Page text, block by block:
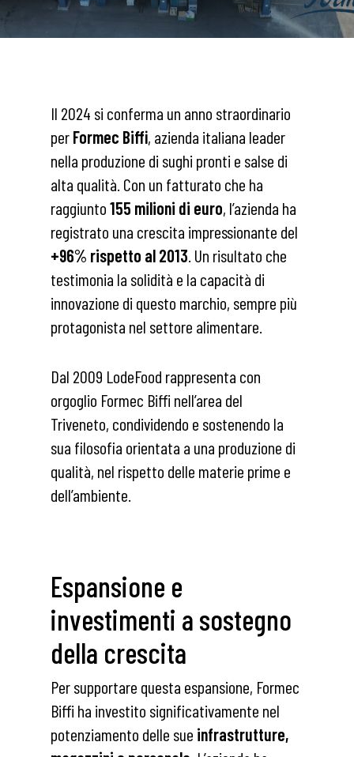
Il 2024 si conferma un anno straordinario
perFormec Biffi, azienda italiana leader
nella produzione di sughi pronti e salse di
alta qualità. Con un fatturato che ha
raggiunto155 milioni di euro, l’azienda ha
registrato una crescita impressionante del
+96% rispetto al 2013 . Un risultato che
testimonia la solidità e la capacità di
innovazione di questo marchio, sempre più
protagonista nel settore alimentare.
Dal 2009 LodeFood rappresenta con
orgoglio Formec Biffi nell’area del
Triveneto, condividendo e sostenendo la
sua filosofia orientata a una produzione di
qualità, nel rispetto delle materie prime e
dell’ambiente.
Espansione e
investimenti a sostegno
della crescita
Per supportare questa espansione, Formec
Biffi ha investito significativamente nel
potenziamento delle sue infrastrutture,